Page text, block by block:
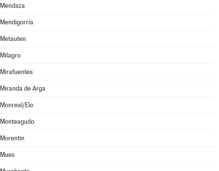
Mendaza
Mendigorría
Metauten
Milagro
Mirafuentes
Miranda de Arga
Monreal/Elo
Monteagudo
Morentin
Mues